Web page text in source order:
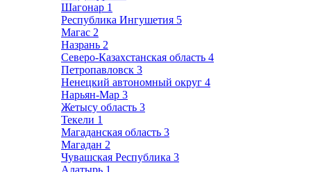
Шагонар 1
Республика Ингушетия 5
Магас 2
Назрань 2
Северо-Казахстанская область 4
Петропавловск 3
Ненецкий автономный округ 4
Нарьян-Мар 3
Жетысу область 3
Текели 1
Магаданская область 3
Магадан 2
Чувашская Республика 3
Алатырь 1